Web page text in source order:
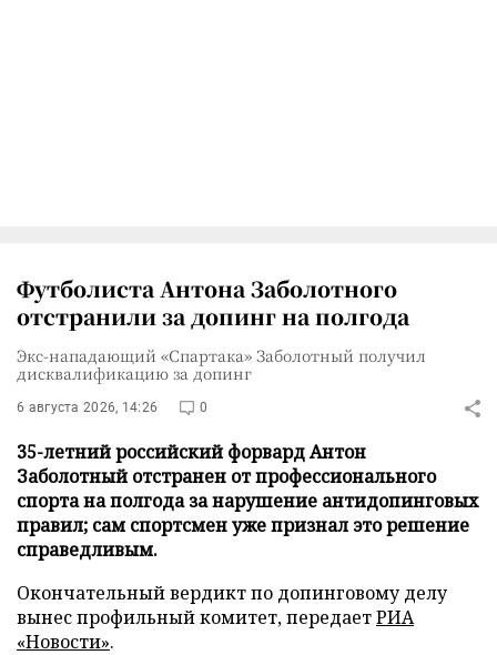
Футболиста Антона Заболотного
отстранили за допинг на полгода
Экс-нападающий «Спартака» Заболотный получил
дисквалификацию за допинг
6 августа 2026, 14:26 0
35-летний российский форвард Антон
Заболотный отстранен от профессионального
спорта на полгода за нарушение антидопинговых
правил; сам спортсмен уже признал это решение
справедливым.
Окончательный вердикт по допинговому делу
вынес профильный комитет, передаетРИА
«Новости».